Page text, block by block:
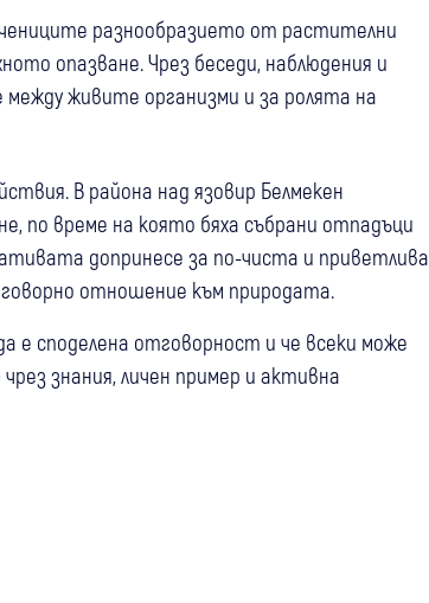
разнообразието от растителни
опазване. Чрез беседи, наблюдения и
живите организми и за ролята на
В района над язовир Белмекен
по време на която бяха събрани отпадъци
допринесе за по-чиста и приветлива
отношение към природата.
е споделена отговорност и че всеки може
знания, личен пример и активна